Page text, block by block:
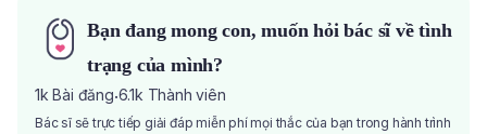
Bạn đang mong con, muốn hỏi bác sĩ về tình
trạng của mình?
1k Bài đăng·6.1k Thành viên
Bác sĩ sẽ trực tiếp giải đáp miễn phí mọi thắc của bạn trong hành trình